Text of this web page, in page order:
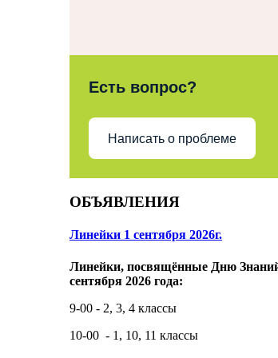
Есть вопрос?
Написать о проблеме
ОБЪЯВЛЕНИЯ
Линейки 1 сентября 2026г.
Линейки, посвящённые Дню
сентября 2026 года:
9-00 - 2, 3, 4 классы
10-00 - 1, 10, 11 классы